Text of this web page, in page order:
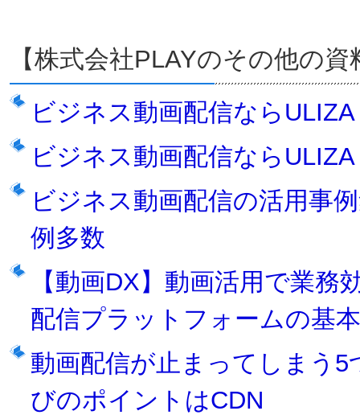
【株式会社PLAYのその他の資
ビジネス動画配信なら
ビジネス動画配信なら
ビジネス動画配信の活用事
例多数
【動画DX】動画活用で業
配信プラットフォームの基
動画配信が止まってしまう
びのポイントはCDN